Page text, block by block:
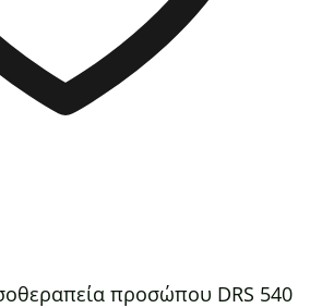
προσώπου DRS 540